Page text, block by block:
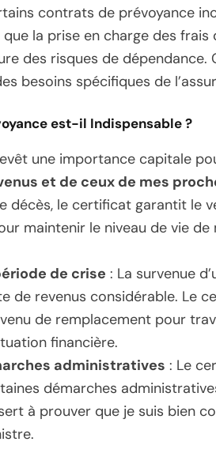
contrats de prévoyance
la prise en charge des frais
des risques de dépendance.
besoins spécifiques de
est-il Indispensable ?
une importance capitale
et de ceux de mes
décès, le certificat garantit le
maintenir le niveau de vie
de crise : La survenue
de revenus considérable. Le
de remplacement pour
financière.
administratives : Le
démarches
à prouver que je suis bien